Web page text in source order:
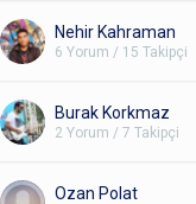
Nehir Kahraman
6 Yorum / 15 Takipçi
Burak Korkmaz
2 Yorum / 7 Takipçi
Ozan Polat